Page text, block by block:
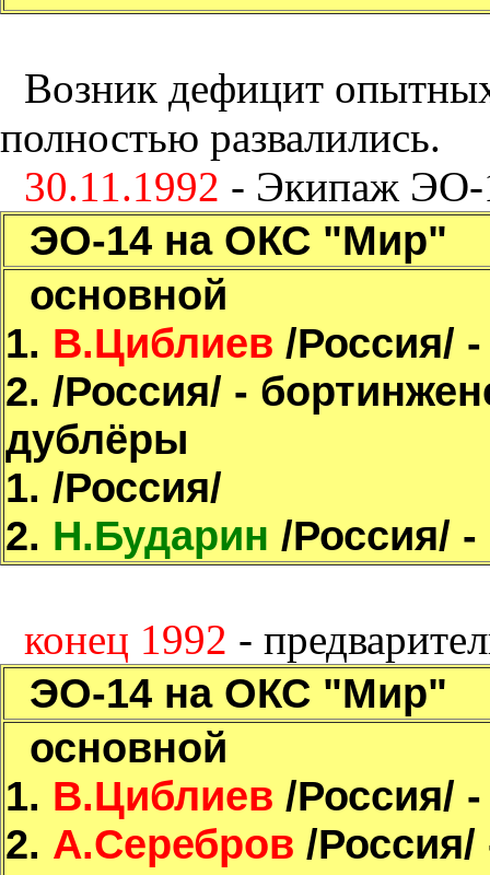
Возник дефицит
полностью развалились.
30.11.1992 - Экипаж ЭО-
ЭО-14 на ОКС "Мир"
основной
1. В.Циблиев /Россия/
2. /Россия/ -
дублёры
1. /Россия/
2. Н.Бударин /Россия/ -
конец 1992 -
ЭО-14 на ОКС "Мир"
основной
1. В.Циблиев /Россия/
2. А.Серебров /Россия/